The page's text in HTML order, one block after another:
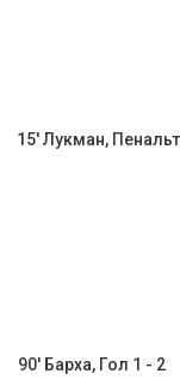
15' Лукман,
90' Барха, Гол 1 - 2